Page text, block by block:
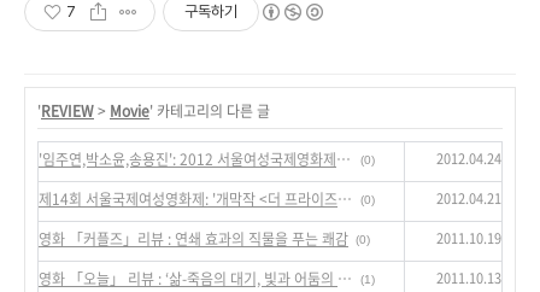
7 구독하기
'REVIEW> Movie' 카테고리의 다른 글
'임주연,박소윤,송용진': 2012 서울여성국제영화제 22일의 '열린무대' (0) 2012.04.24
제14회 서울국제여성영화제: '개막작 <더 프라이즈>를 달고 아득한 항해를 시작하다' (0) 2012.04.21
영화 「커플즈」리뷰 : 연쇄 효과의 직물을 푸는 쾌감 (0) 2011.10.19
영화 「오늘」 리뷰 : ‘삶-죽음의 대기, 빛과 어둠의 양면’ (1) 2011.10.13